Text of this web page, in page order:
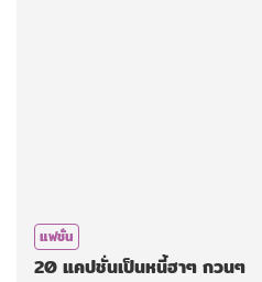
แฟชั่น
20 แคปชั่นเป็นหนี้ฮาๆ กวนๆ